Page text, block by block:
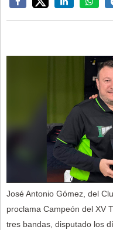
José Antonio Gómez, del
proclama Campeón del XV
tres bandas, disputado los